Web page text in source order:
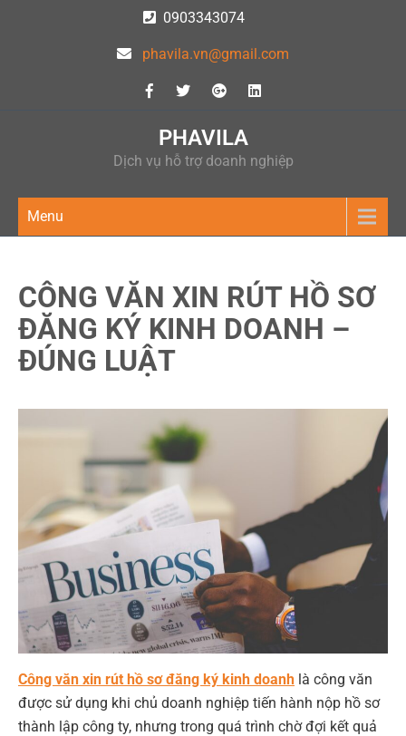
0903343074
phavila.vn@gmail.com
PHAVILA
Dịch vụ hỗ trợ doanh nghiệp
Menu
CÔNG VĂN XIN RÚT HỒ SƠ
ĐĂNG KÝ KINH DOANH –
ĐÚNG LUẬT
Công văn xin rút hồ sơ đăng ký kinh doanh là công văn
được sử dụng khi chủ doanh nghiệp tiến hành nộp hồ sơ
thành lập công ty, nhưng trong quá trình chờ đợi kết quả